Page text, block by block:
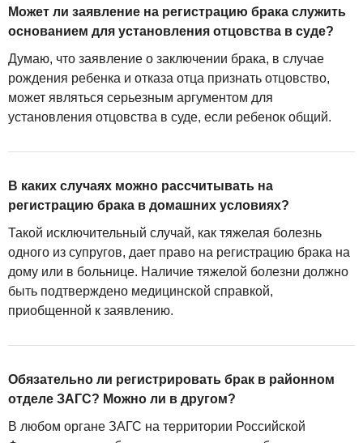
Может ли заявление на регистрацию брака служить
основанием для установления отцовства в суде?
Думаю, что заявление о заключении брака, в случае
рождения ребенка и отказа отца признать отцовство,
может являться серьезным аргументом для
установления отцовства в суде, если ребенок общий.
В каких случаях можно рассчитывать на
регистрацию брака в домашних условиях?
Такой исключительный случай, как тяжелая болезнь
одного из супругов, дает право на регистрацию брака на
дому или в больнице. Наличие тяжелой болезни должно
быть подтверждено медицинской справкой,
приобщенной к заявлению.
Обязательно ли регистрировать брак в районном
отделе ЗАГС? Можно ли в другом?
В любом органе ЗАГС на территории Российской